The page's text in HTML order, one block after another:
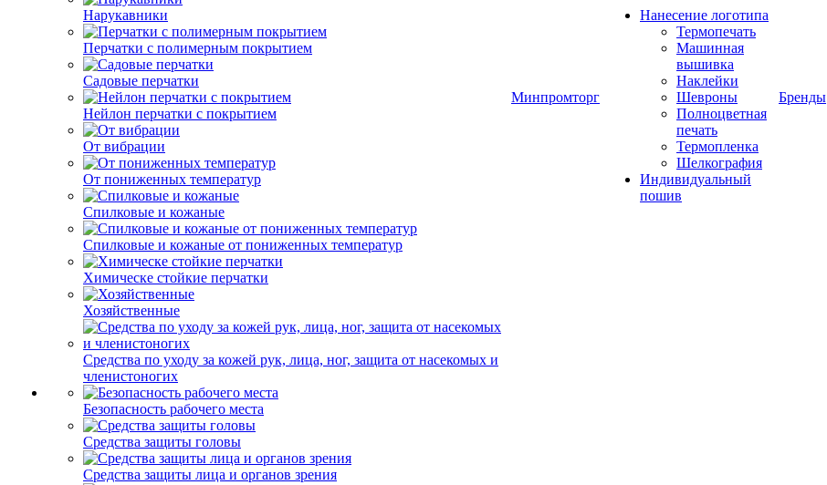
Нарукавники
Перчатки с полимерным покрытием
Садовые перчатки
Нейлон перчатки с покрытием
От вибрации
От пониженных температур
Спилковые и кожаные
Спилковые и кожаные от пониженных температур
Химическе стойкие перчатки
Хозяйственные
Средства по уходу за кожей рук, лица, ног, защита от насекомых и
членистоногих
Безопасность рабочего места
Средства защиты головы
Средства защиты лица и органов зрения
Минпромторг
Нанесение логотипа
Термопечать
Машинная
вышивка
Наклейки
Шевроны
Полноцветная
печать
Термопленка
Шелкография
Индивидуальный
пошив
Бренды